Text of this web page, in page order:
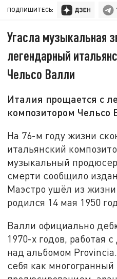
ПОДПИШИТЕСЬ:
Угасла музыкальная
легендарный
Чельсо Валли
Италия прощается с
композитором Чельсо
На 76-м году жизни
итальянский
музыкальный
смерти сообщило
Маэстро ушёл из
родился 14 мая 1950
Валли официально
1970-х годов, работая
над альбомом
себя как